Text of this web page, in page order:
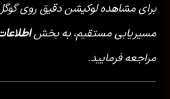
برای مشاهده لوکیشن دقیق روی
مسیریابی مستقیم، به بخش
مراجعه فرمایید.